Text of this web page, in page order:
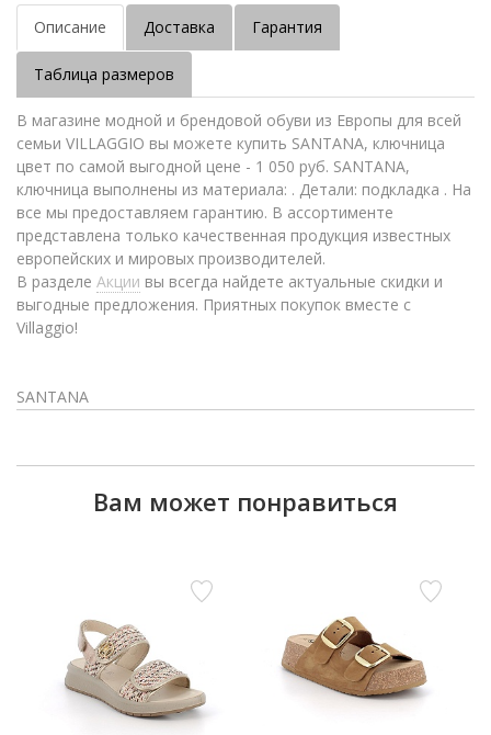
Описание Доставка Гарантия
Таблица размеров
В магазине модной и брендовой обуви из Европы для всей
семьи VILLAGGIO вы можете купить SANTANA, ключница
цвет по самой выгодной цене - 1 050 руб. SANTANA,
ключница выполнены из материала: . Детали: подкладка . На
все мы предоставляем гарантию. В ассортименте
представлена только качественная продукция известных
европейских и мировых производителей.
В разделе Акции вы всегда найдете актуальные скидки и
выгодные предложения. Приятных покупок вместе с
Villaggio!
SANTANA
Вам может понравиться